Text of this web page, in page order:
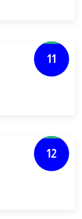
11
12